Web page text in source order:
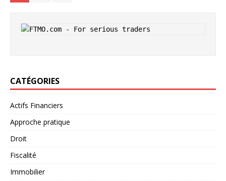
CATÉGORIES
Actifs Financiers
Approche pratique
Droit
Fiscalité
Immobilier